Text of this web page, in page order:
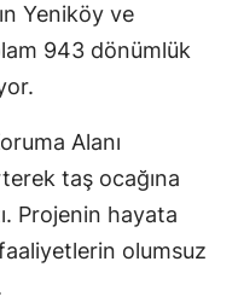
Yeniköy ve
943 dönümlük
Alanı
taş ocağına
Projenin hayata
olumsuz